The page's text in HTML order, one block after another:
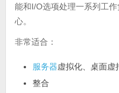
能和I/O选项处理一系列工
心。
非常适合：
服务器虚拟化、桌面虚
整合